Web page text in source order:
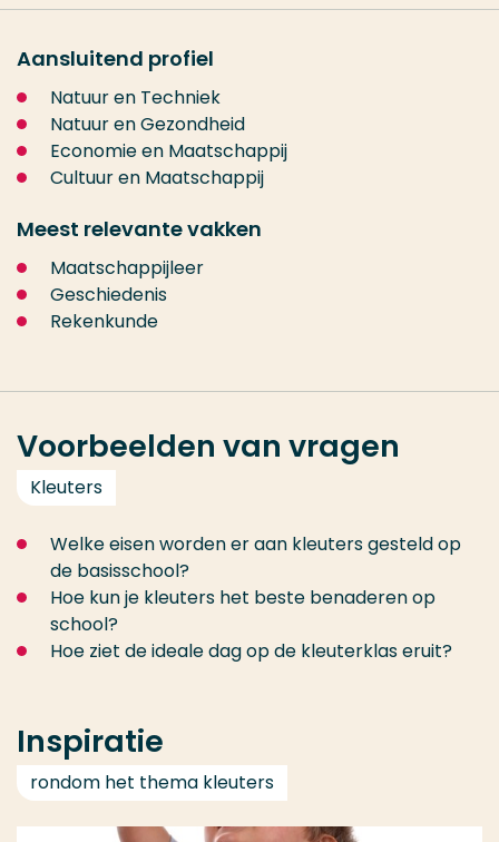
Aansluitend profiel
Natuur en Techniek
Natuur en Gezondheid
Economie en Maatschappij
Cultuur en Maatschappij
Meest relevante vakken
Maatschappijleer
Geschiedenis
Rekenkunde
Voorbeelden van vragen
Kleuters
Welke eisen worden er aan kleuters gesteld op
de basisschool?
Hoe kun je kleuters het beste benaderen op
school?
Hoe ziet de ideale dag op de kleuterklas eruit?
Inspiratie
rondom het thema kleuters